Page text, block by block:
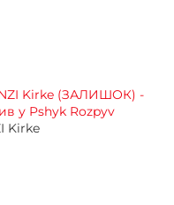
Kirke